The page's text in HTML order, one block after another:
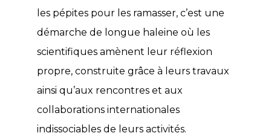
les pépites pour les ramasser, c’est une
démarche de longue haleine où les
scientifiques amènent leur réflexion
propre, construite grâce à leurs travaux
ainsi qu’aux rencontres et aux
collaborations internationales
indissociables de leurs activités.